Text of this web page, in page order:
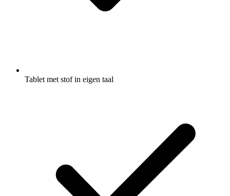
Tablet met stof in eigen taal